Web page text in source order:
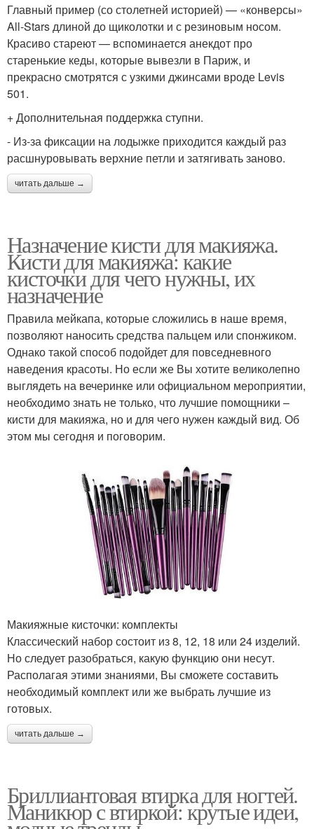
Главный пример (со столетней историей) — «конверсы»
All-Stars длиной до щиколотки и с резиновым носом.
Красиво стареют — вспоминается анекдот про
старенькие кеды, которые вывезли в Париж, и
прекрасно смотрятся с узкими джинсами вроде Levis
501.
+ Дополнительная поддержка ступни.
- Из-за фиксации на лодыжке приходится каждый раз
расшнуровывать верхние петли и затягивать заново.
читать дальше →
Назначение кисти для макияжа.
Кисти для макияжа: какие
кисточки для чего нужны, их
назначение
Правила мейкапа, которые сложились в наше время,
позволяют наносить средства пальцем или спонжиком.
Однако такой способ подойдет для повседневного
наведения красоты. Но если же Вы хотите великолепно
выглядеть на вечеринке или официальном мероприятии,
необходимо знать не только, что лучшие помощники –
кисти для макияжа, но и для чего нужен каждый вид. Об
этом мы сегодня и поговорим.
Макияжные кисточки: комплекты
Классический набор состоит из 8, 12, 18 или 24 изделий.
Но следует разобраться, какую функцию они несут.
Располагая этими знаниями, Вы сможете составить
необходимый комплект или же выбрать лучшие из
готовых.
читать дальше →
Бриллиантовая втирка для ногтей.
Маникюр с втиркой: крутые идеи,